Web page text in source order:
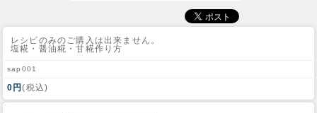
レシピのみのご購入は出来ません。
塩糀・醤油糀・甘糀作り方
sap001
0円(税込)